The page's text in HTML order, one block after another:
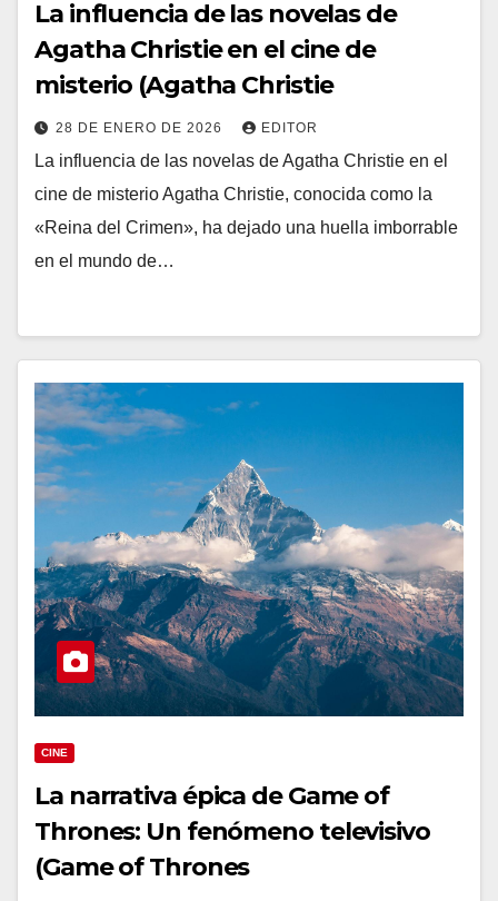
La influencia de las novelas de
Agatha Christie en el cine de
misterio (Agatha Christie
28 DE ENERO DE 2026 EDITOR
La influencia de las novelas de Agatha Christie en el
cine de misterio Agatha Christie, conocida como la
«Reina del Crimen», ha dejado una huella imborrable
en el mundo de…
CINE
La narrativa épica de Game of
Thrones: Un fenómeno televisivo
(Game of Thrones